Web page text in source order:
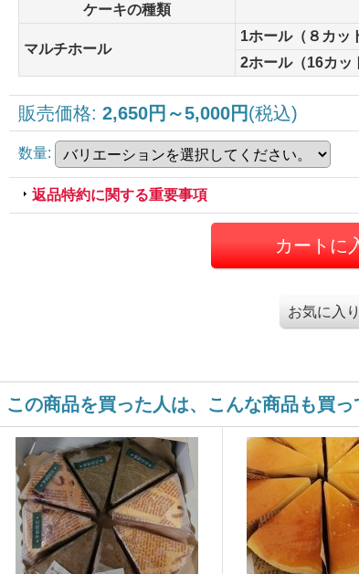
ケーキの種類
マルチホール
1ホール（８カッ
2ホール（16カッ
販売価格: 2,650円～5,000円(税込)
数量:
返品特約に関する重要事項
お気に入
この商品を買った人は、こんな商品も買っ